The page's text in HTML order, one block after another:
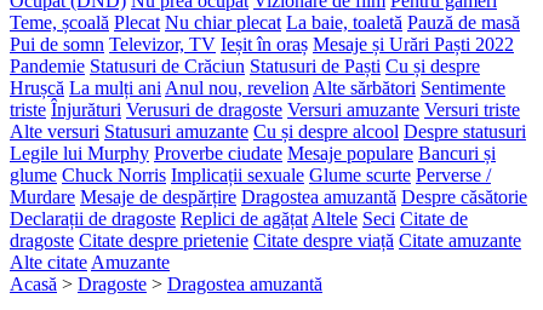
Teme, școală Plecat Nu chiar plecat La baie, toaletă Pauză de masă
Pui de somn Televizor, TV Ieșit în oraș Mesaje și Urări Paști 2022
Pandemie Statusuri de Crăciun Statusuri de Paști Cu și despre
Hrușcă La mulți ani Anul nou, revelion Alte sărbători Sentimente
triste Înjurături Verusuri de dragoste Versuri amuzante Versuri triste
Alte versuri Statusuri amuzante Cu și despre alcool Despre statusuri
Legile lui Murphy Proverbe ciudate Mesaje populare Bancuri și
glume Chuck Norris Implicații sexuale Glume scurte Perverse /
Murdare Mesaje de despărțire Dragostea amuzantă Despre căsătorie
Declarații de dragoste Replici de agățat Altele Seci Citate de
dragoste Citate despre prietenie Citate despre viață Citate amuzante
Alte citate Amuzante
Acasă > Dragoste > Dragostea amuzantă